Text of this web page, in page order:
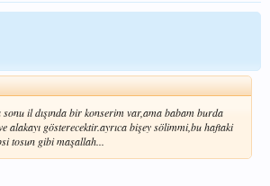
il dışında bir konserim var,ama babam burda
alakayı gösterecektir.ayrıca bişey sölimmi,bu haftaki
tosun gibi maşallah...